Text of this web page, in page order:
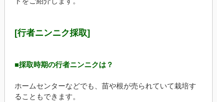
[行者ニンニク採取]
■採取時期の行者ニンニクは？
ホームセンターなどでも、苗や根が売られていて栽培す
ることもできます。